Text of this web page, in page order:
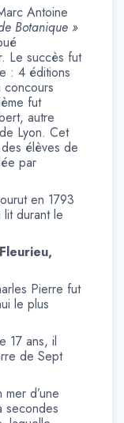
Antoine
Botanique »
Le succès fut
: 4 éditions
concours
fut
autre
Lyon. Cet
élèves de
par
en 1793
durant le
Pierre fut
le plus
17 ans, il
de Sept
d’une
secondes